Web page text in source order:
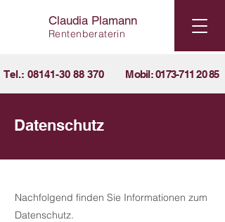
Claudia Plamann
Rentenberaterin
Tel.: 08141-30 88 370 Mobil: 0173-711 20 85
Datenschutz
Nachfolgend finden Sie Informationen zum
Datenschutz.